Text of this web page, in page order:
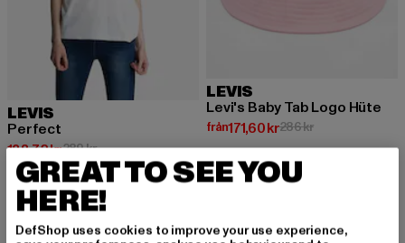
LEVIS
Perfect
138,72 kr
Nuvarande pris: 138,72 kr
289 krKampanjpris: 289 kr
LEVIS
Levi's Baby Tab Logo Hüte
från171,60 kr
Nuvarande pris: Från 171,60 kr
286 krKampanjpris:
-52%
GREAT TO SEE YOU
HERE!
DefShop uses cookies to improve your use experience,